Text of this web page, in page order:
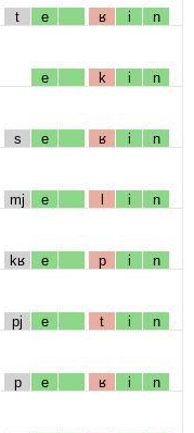
t e ʁ i n
e k i n
s e ʁ i n
mj e l i n
kʁ e p i n
pj e t i n
p e ʁ i n